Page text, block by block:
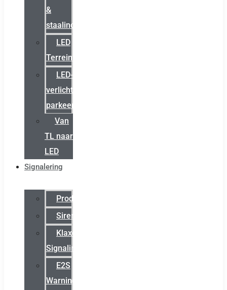
&
staalindustrie
LED
Terreinverlichting
LED-
verlichting
parkeergarage
Van
TL naar
LED
Signalering
Productcatalogus
Sirena
Klaxon
Signaling
E2S
Warning